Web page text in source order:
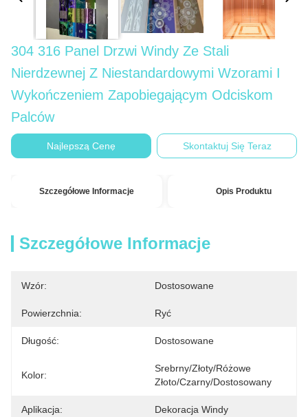
304 316 Panel Drzwi Windy Ze Stali
Nierdzewnej Z Niestandardowymi Wzorami I
Wykończeniem Zapobiegającym Odciskom
Palców
Najlepszą Cenę Skontaktuj Się Teraz
Szczegółowe Informacje Opis Produktu
Szczegółowe Informacje
Wzór: Dostosowane
Powierzchnia: Ryć
Długość: Dostosowane
Kolor:
Srebrny/złoty/różowe
Złoto/czarny/dostosowany
Aplikacja: Dekoracja Windy